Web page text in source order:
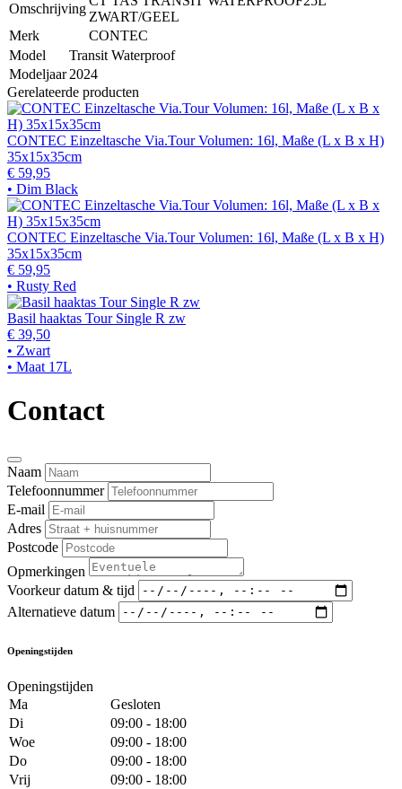
Omschrijving
ZWART/GEEL
Merk
CONTEC
Model
Transit Waterproof
Modeljaar 2024
Gerelateerde producten
CONTEC Einzeltasche Via.Tour Volumen: 16l, Maße (L x B x H)
35x15x35cm
€ 59,95
• Dim Black
CONTEC Einzeltasche Via.Tour Volumen: 16l, Maße (L x B x H)
35x15x35cm
€ 59,95
• Rusty Red
Basil haaktas Tour Single R zw
€ 39,50
• Zwart
• Maat 17L
Contact
Naam
Telefoonnummer
E-mail
Adres
Postcode
Opmerkingen
Voorkeur datum & tijd
Alternatieve datum
Openingstijden
Openingstijden
Ma
Gesloten
Di
09:00 - 18:00
Woe
09:00 - 18:00
Do
09:00 - 18:00
Vrij
09:00 - 18:00